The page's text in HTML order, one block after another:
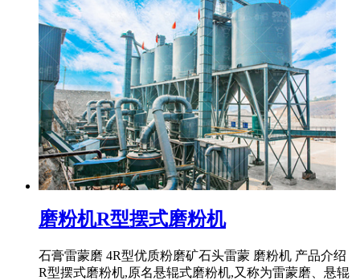
磨粉机R型摆式磨粉机
石膏雷蒙磨 4R型优质粉磨矿石头雷蒙 磨粉机 产品介绍
R型摆式磨粉机,原名悬辊式磨粉机,又称为雷蒙磨、悬辊